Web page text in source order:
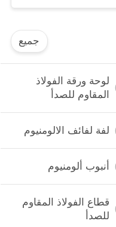
جميع
لوحة ورقة الفولاذ
المقاوم للصدأ
لفة لفائف الالومنيوم
أنبوب ألومنيوم
قطاع الفولاذ المقاوم
للصدأ